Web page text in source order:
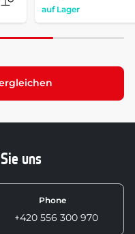
auf Lager
uns
Phone
+420 556 300 970